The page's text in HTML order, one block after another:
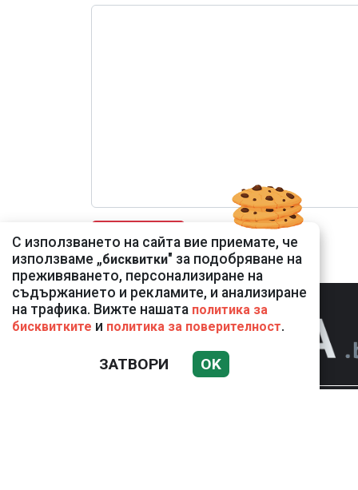
С използването на сайта вие приемате, че
използваме „бисквитки" за подобряване на
преживяването, персонализиране на
съдържанието и рекламите, и анализиране
на трафика. Вижте нашата политика за
бисквитките и политика за поверителност.
ЗАТВОРИ OK